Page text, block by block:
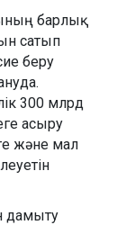
барлық
сатып
беру
300 млрд
асыру
және мал
дамыту